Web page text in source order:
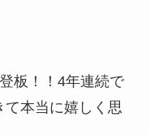
板！！4年連続で
本当に嬉しく思